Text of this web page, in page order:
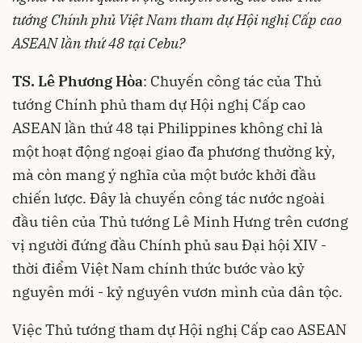
tướng Chính phủ Việt Nam tham dự Hội nghị Cấp cao
ASEAN lần thứ 48 tại Cebu?
TS. Lê Phương Hòa: Chuyến công tác của Thủ
tướng Chính phủ tham dự Hội nghị Cấp cao
ASEAN lần thứ 48 tại Philippines không chỉ là
một hoạt động ngoại giao đa phương thường kỳ,
mà còn mang ý nghĩa của một bước khởi đầu
chiến lược. Đây là chuyến công tác nước ngoài
đầu tiên của Thủ tướng Lê Minh Hưng trên cương
vị người đứng đầu Chính phủ sau Đại hội XIV -
thời điểm Việt Nam chính thức bước vào kỷ
nguyên mới - kỷ nguyên vươn mình của dân tộc.
Việc Thủ tướng tham dự Hội nghị Cấp cao ASEAN